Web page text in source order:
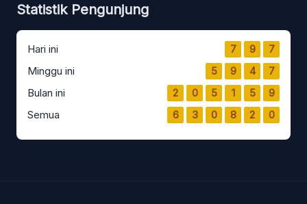
Statistik Pengunjung
Hari ini 7 9
7
Minggu ini
5 9 4
7
Bulan ini
2 0 5 1 5
9
Semua
6 3 0 8 2 0